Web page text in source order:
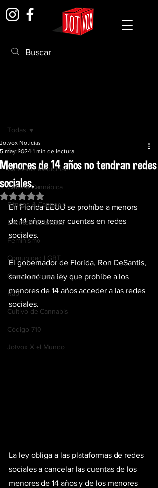
Todas
Cannabis Medicinal
Cultura Cannábica
Fitness & Cannabis
Eventos Culturales
Feminismo
Comunidad LGBT
Conspiraciones :P
Rap
Cultivo de Cannabis
Código 710
Jotvox X el Mundo
Todas
Menores de 14 años no tendran redes
sociales.
Jotvox Noticias
5 may 2024 1 min de lectura
Obtuvo NaN de 5 estrellas.
En Florida EEUU se prohíbe a menors
de 14 años tener cuentas en redes
sociales.
El gobernador de Florida, Ron DeSantis,
sancionó una ley que prohíbe a los
menores de 14 años acceder a las redes
sociales.
La ley obliga a las plataformas de redes
sociales a cancelar las cuentas de los
menores de 14 años y de los menores